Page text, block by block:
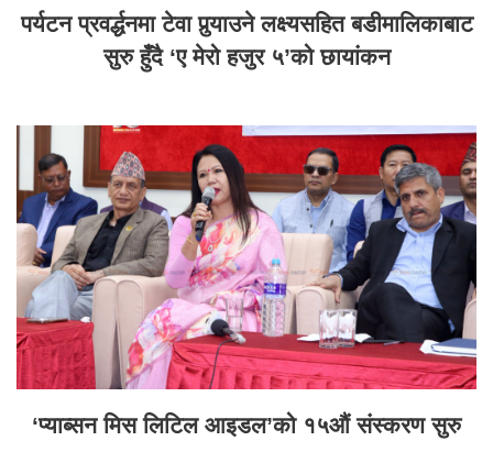
पर्यटन प्रवर्द्धनमा टेवा पुर्‍याउने लक्ष्यसहित बडीमालिकाबाट
सुरु हुँदै ‘ए मेरो हजुर ५’को छायांकन
‘प्याब्सन मिस लिटिल आइडल’को १५औं संस्करण सुरु